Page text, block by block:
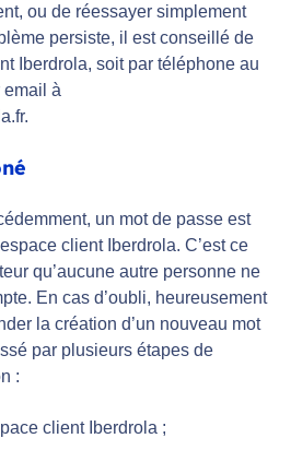
ou de réessayer simplement
persiste, il est conseillé de
Iberdrola, soit par téléphone au
email à
un mot de passe est
client Iberdrola. C’est ce
qu’aucune autre personne ne
En cas d’oubli, heureusement
la création d’un nouveau mot
par plusieurs étapes de
:
client Iberdrola ;